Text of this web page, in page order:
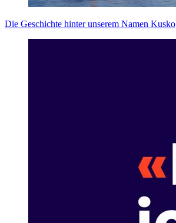
Die Geschichte hinter unserem Namen Kusko